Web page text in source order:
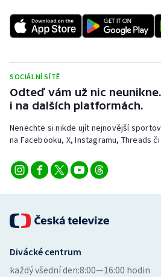
SOCIÁLNÍ SÍTĚ
Odteď vám už nic
i na dalších platformách.
Nenechte si nikde ujít nejnovější
na Facebooku, X, Instagramu, Threads
Divácké centrum
každý všední den:8:00—16:00 hodin